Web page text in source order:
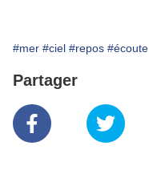
#mer #ciel #repos #écoute
Partager